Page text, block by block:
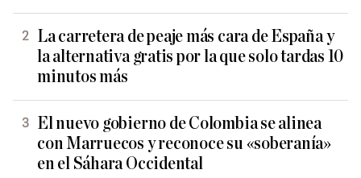
La carretera de peaje más cara de España y
la alternativa gratis por la que solo tardas 10
minutos más
El nuevo gobierno de Colombia se alinea
con Marruecos y reconoce su «soberanía»
en el Sáhara Occidental